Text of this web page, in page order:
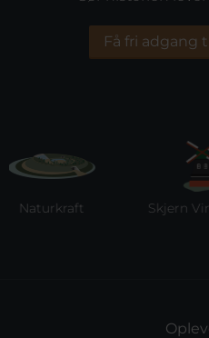
Få fri adgang
Naturkraft Skjern